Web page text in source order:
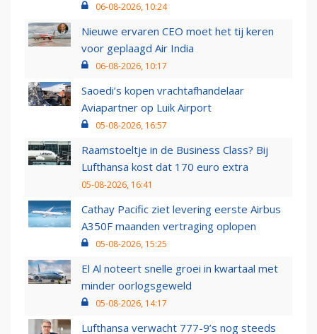
06-08-2026, 10:24
Nieuwe ervaren CEO moet het tij keren
voor geplaagd Air India
06-08-2026, 10:17
Saoedi’s kopen vrachtafhandelaar
Aviapartner op Luik Airport
05-08-2026, 16:57
Raamstoeltje in de Business Class? Bij
Lufthansa kost dat 170 euro extra
05-08-2026, 16:41
Cathay Pacific ziet levering eerste Airbus
A350F maanden vertraging oplopen
05-08-2026, 15:25
El Al noteert snelle groei in kwartaal met
minder oorlogsgeweld
05-08-2026, 14:17
Lufthansa verwacht 777-9’s nog steeds